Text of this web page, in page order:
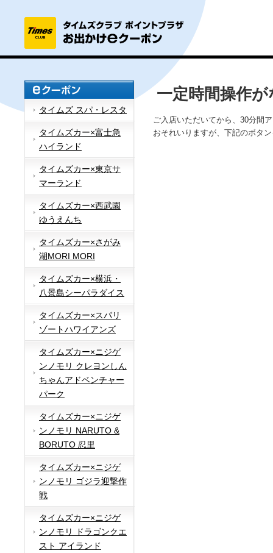
タイムズ スパ・レスタ
タイムズカー×富士急
ハイランド
タイムズカー×東京サ
マーランド
タイムズカー×西武園
ゆうえんち
タイムズカー×さがみ
湖MORI MORI
タイムズカー×横浜・
八景島シーパラダイス
タイムズカー×スパリ
ゾートハワイアンズ
タイムズカー×ニジゲ
ンノモリ クレヨンしん
ちゃんアドベンチャー
パーク
タイムズカー×ニジゲ
ンノモリ NARUTO &
BORUTO 忍里
タイムズカー×ニジゲ
ンノモリ ゴジラ迎撃作
戦
タイムズカー×ニジゲ
ンノモリ ドラゴンクエ
スト アイランド
一定時間操作
ご入店いただいてから、30分間
おそれいりますが、下記のボタ